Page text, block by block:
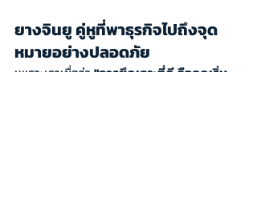
ยางจินยู คู่หูที่พาธุรกิจไปถึงจุด
หมายอย่างปลอดภัย
เพราะเราเชื่อว่า "การยึดเกาะที่ดี คือจุดเริ่ม